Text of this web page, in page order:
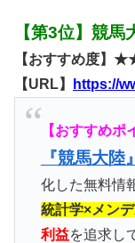
【第3位】競馬
【おすすめ度
【URL】
https://
【おすすめポ
『競馬大陸』
化した無料情
統計学×メン
利益を追求し